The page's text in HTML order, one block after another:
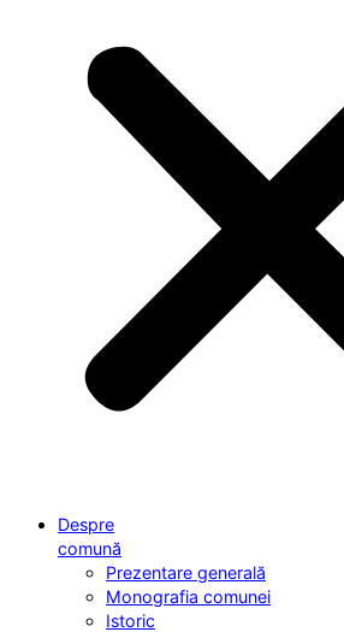
Despre
comună
Prezentare generală
Monografia comunei
Istoric